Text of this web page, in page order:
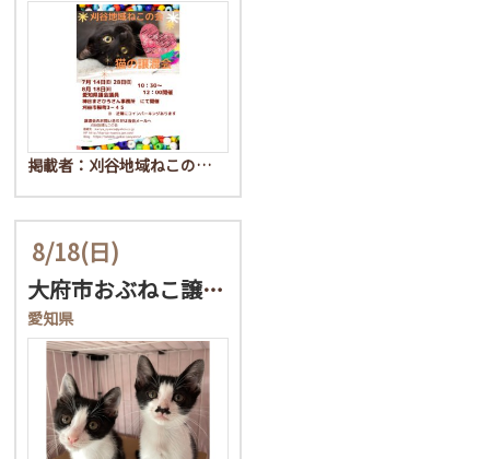
掲載者：刈谷地域ねこの…
8/18(日)
大府市おぶねこ譲渡会
愛知県